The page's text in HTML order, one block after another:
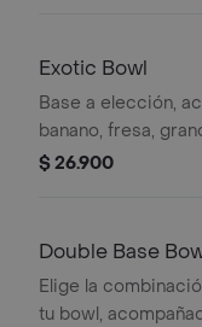
Exotic Bowl
Base a elección,
banano, fresa,
$ 26.900
Double Base
Elige la
tu bowl,